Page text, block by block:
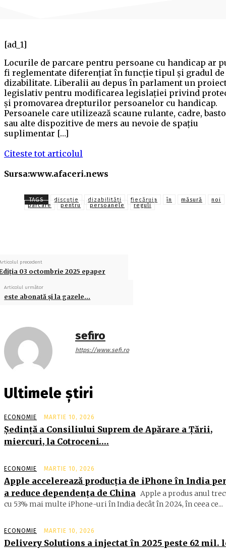
[ad_1]
Locurile de parcare pentru persoane cu handicap ar
fi reglementate diferențiat în funcție tipul și gradul de
dizabilitate. Liberalii au depus în parlament un
legislativ pentru modificarea legislației privind
și promovarea drepturilor persoanelor cu handicap.
Persoanele care utilizează scaune rulante, cadre,
sau alte dispozitive de mers au nevoie de spațiu
suplimentar […]
Citeste tot articolul
Sursa:www.afaceri.news
TAGS discuţie dizabilităţi fiecăruia în măsură
noi
parcare
pentru persoanele reguli
precedent
03 octombrie 2025 epaper
Articolul următor
este abonată şi la gazele…
sefiro
https://www.sefi.ro
Ultimele știri
ECONOMIE MARTIE 10, 2026
Şedinţă a Consiliului Suprem de Apărare a Ţării,
miercuri, la Cotroceni….
ECONOMIE MARTIE 10, 2026
Apple accelerează producția de iPhone în India
a reduce dependența de China Apple a produs anul
cu 53% mai multe iPhone-uri în India decât în 2024, în ceea ce...
ECONOMIE MARTIE 10, 2026
Delivery Solutions a injectat în 2025 peste 62 mil.